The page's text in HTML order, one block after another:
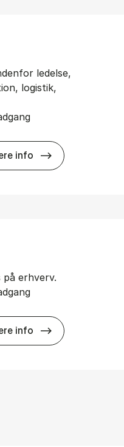
ledelse,
logistik,
info Eme­rald In­sight
på erhverv.
info Sage Bu­si­ness